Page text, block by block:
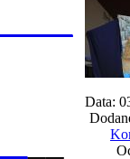
Data: